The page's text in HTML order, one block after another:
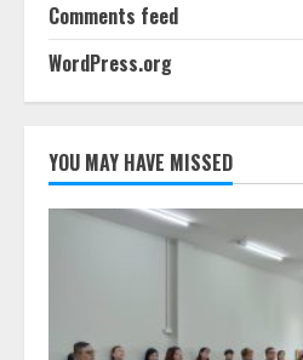
Comments feed
WordPress.org
YOU MAY HAVE MISSED